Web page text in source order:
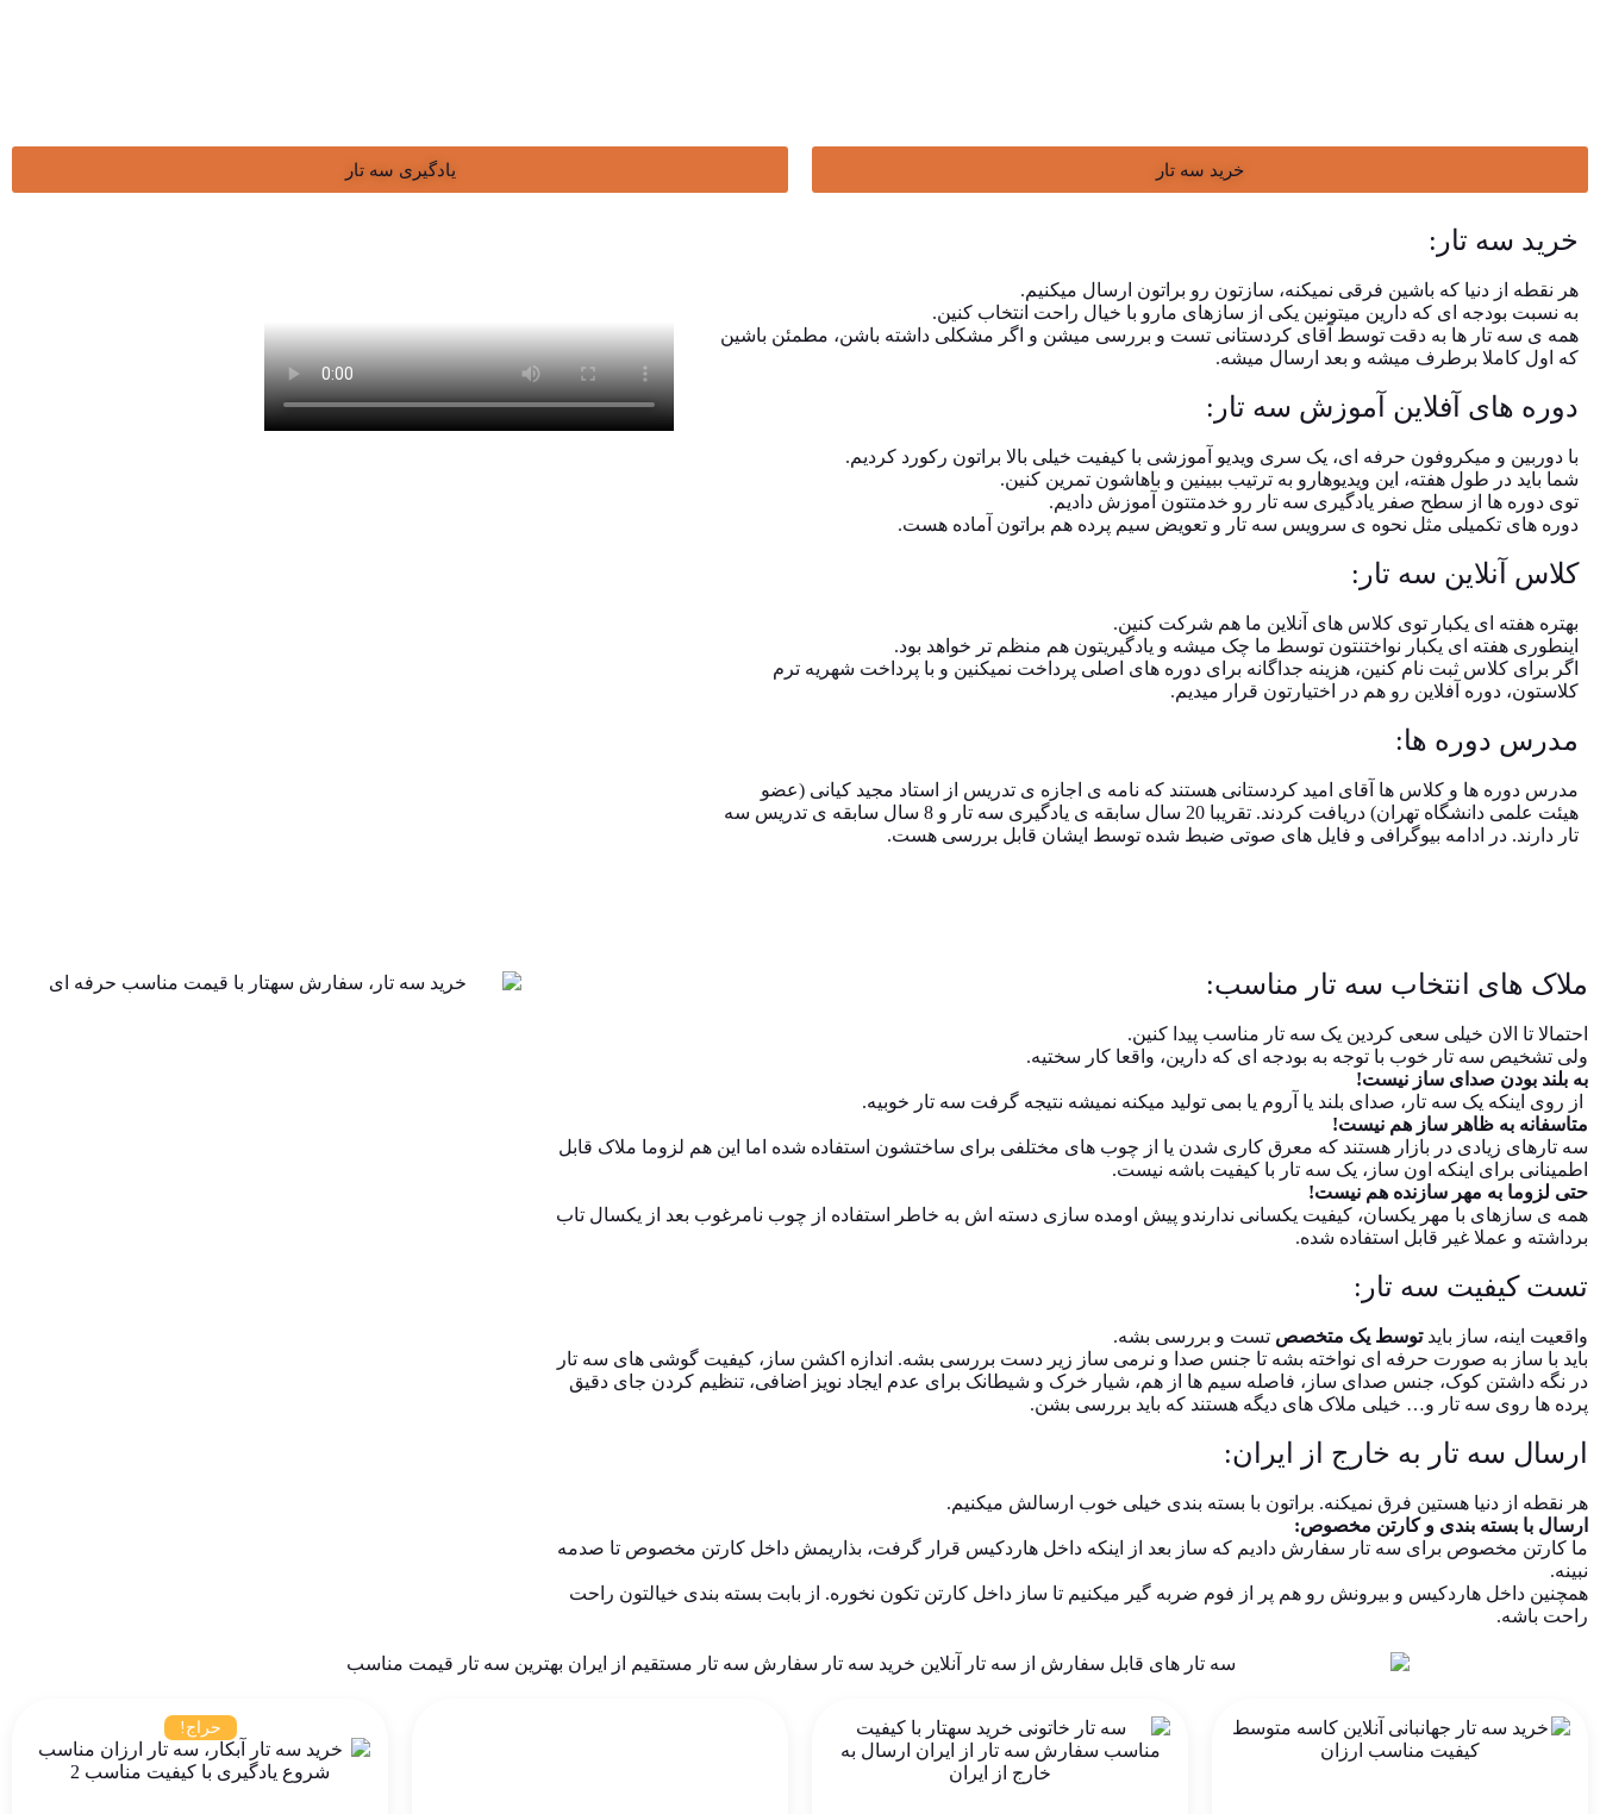
خرید سه تار یادگیری سه تار
خرید سه تار:
هر نقطه از دنیا که باشین فرقی نمیکنه، سازتون رو براتون ارسال میکنیم.
به نسبت بودجه ای که دارین میتونین یکی از سازهای مارو با خیال راحت انتخاب کنین.
همه ی سه تار ها به دقت توسط آقای کردستانی تست و بررسی میشن و اگر مشکلی داشته باشن، مطمئن باشین
که اول کاملا برطرف میشه و بعد ارسال میشه.
دوره های آفلاین آموزش سه تار:
با دوربین و میکروفون حرفه ای، یک سری ویدیو آموزشی با کیفیت خیلی بالا براتون رکورد کردیم.
شما باید در طول هفته، این ویدیوهارو به ترتیب ببینین و باهاشون تمرین کنین.
توی دوره ها از سطح صفر یادگیری سه تار رو خدمتتون آموزش دادیم.
دوره های تکمیلی مثل نحوه ی سرویس سه تار و تعویض سیم پرده هم براتون آماده هست.
کلاس آنلاین سه تار:
بهتره هفته ای یکبار توی کلاس های آنلاین ما هم شرکت کنین.
اینطوری هفته ای یکبار نواختنتون توسط ما چک میشه و یادگیریتون هم منظم تر خواهد بود.
اگر برای کلاس ثبت نام کنین، هزینه جداگانه برای دوره های اصلی پرداخت نمیکنین و با پرداخت شهریه ترم
کلاستون، دوره آفلاین رو هم در اختیارتون قرار میدیم.
مدرس دوره ها:
مدرس دوره ها و کلاس ها آقای امید کردستانی هستند که نامه ی اجازه ی تدریس از استاد مجید کیانی (عضو
هیئت علمی دانشگاه تهران) دریافت کردند. تقریبا 20 سال سابقه ی یادگیری سه تار و 8 سال سابقه ی تدریس سه
تار دارند. در ادامه بیوگرافی و فایل های صوتی ضبط شده توسط ایشان قابل بررسی هست.
ملاک های انتخاب سه تار مناسب:
احتمالا تا الان خیلی سعی کردین یک سه تار مناسب پیدا کنین.
ولی تشخیص سه تار خوب با توجه به بودجه ای که دارین، واقعا کار سختیه.
به بلند بودن صدای ساز نیست!
از روی اینکه یک سه تار، صدای بلند یا آروم یا بمی تولید میکنه نمیشه نتیجه گرفت سه تار خوبیه.
متاسفانه به ظاهر ساز هم نیست!
سه تارهای زیادی در بازار هستند که معرق کاری شدن یا از چوب های مختلفی برای ساختشون استفاده شده اما این هم لزوما ملاک قابل
اطمینانی برای اینکه اون ساز، یک سه تار با کیفیت باشه نیست.
حتی لزوما به مهر سازنده هم نیست!
همه ی سازهای با مهر یکسان، کیفیت یکسانی ندارندو پیش اومده سازی دسته اش به خاطر استفاده از چوب نامرغوب بعد از یکسال تاب
برداشته و عملا غیر قابل استفاده شده.
تست کیفیت سه تار:
واقعیت اینه، ساز بایدتوسط یک متخصص تست و بررسی بشه.
باید با ساز به صورت حرفه ای نواخته بشه تا جنس صدا و نرمی ساز زیر دست بررسی بشه. اندازه اکشن ساز، کیفیت گوشی های سه تار
در نگه داشتن کوک، جنس صدای ساز، فاصله سیم ها از هم، شیار خرک و شیطانک برای عدم ایجاد نویز اضافی، تنظیم کردن جای دقیق
پرده ها روی سه تار و… خیلی ملاک های دیگه هستند که باید بررسی بشن.
ارسال سه تار به خارج از ایران:
هر نقطه از دنیا هستین فرق نمیکنه. براتون با بسته بندی خیلی خوب ارسالش میکنیم.
ارسال با بسته بندی و کارتن مخصوص:
ما کارتن مخصوص برای سه تار سفارش دادیم که ساز بعد از اینکه داخل هاردکیس قرار گرفت، بذاریمش داخل کارتن مخصوص تا صدمه
نبینه.
همچنین داخل هاردکیس و بیرونش رو هم پر از فوم ضربه گیر میکنیم تا ساز داخل کارتن تکون نخوره. از بابت بسته بندی خیالتون راحت
راحت باشه.
حراج!